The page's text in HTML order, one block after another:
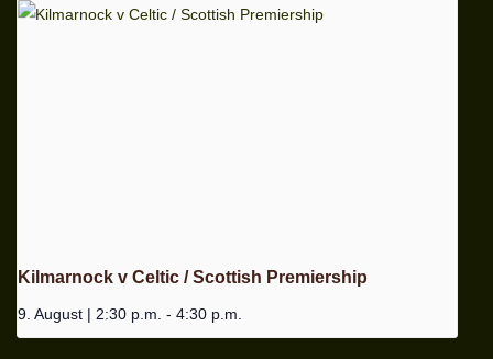
Kilmarnock v Celtic / Scottish Premiership
9. August | 2:30 p.m. - 4:30 p.m.